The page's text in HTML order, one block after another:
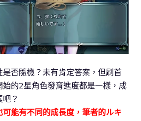
是否隨機？未有肯定答案，但刷首
的2星角色發育進度都是一樣，成
？
能有不同的成長度，筆者的ルキ